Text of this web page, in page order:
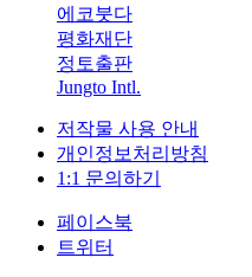
에코붓다
평화재단
정토출판
Jungto Intl.
저작물 사용 안내
개인정보처리방침
1:1 문의하기
페이스북
트위터